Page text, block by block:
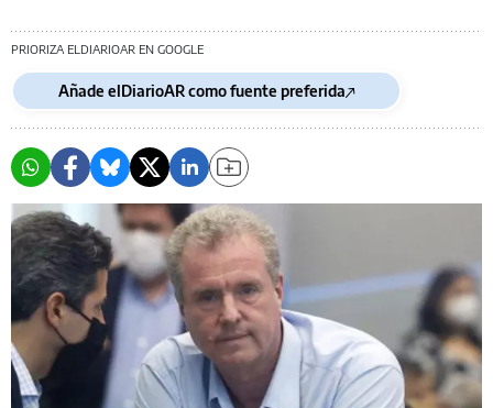
PRIORIZA ELDIARIOAR EN GOOGLE
Añade elDiarioAR como fuente preferida